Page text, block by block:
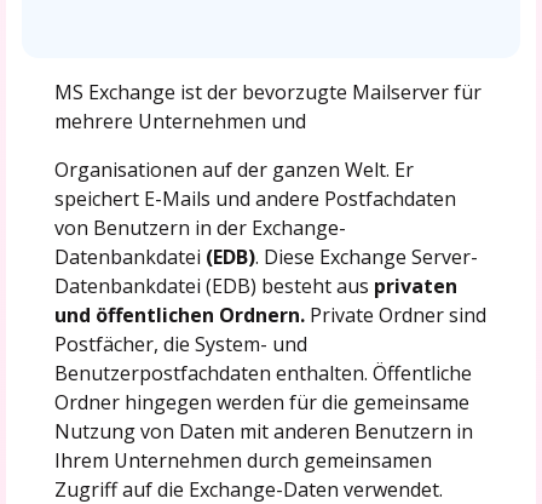
MS Exchange ist der bevorzugte Mailserver für
mehrere Unternehmen und
Organisationen auf der ganzen Welt. Er
speichert E-Mails und andere Postfachdaten
von Benutzern in der Exchange-
Datenbankdatei (EDB). Diese Exchange Server-
Datenbankdatei (EDB) besteht aus privaten
und öffentlichen Ordnern. Private Ordner sind
Postfächer, die System- und
Benutzerpostfachdaten enthalten. Öffentliche
Ordner hingegen werden für die gemeinsame
Nutzung von Daten mit anderen Benutzern in
Ihrem Unternehmen durch gemeinsamen
Zugriff auf die Exchange-Daten verwendet.